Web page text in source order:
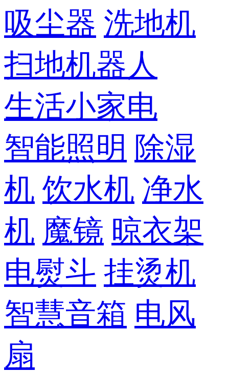
吸尘器 洗地机
扫地机器人
生活小家电
智能照明 除湿
机 饮水机 净水
机 魔镜 晾衣架
电熨斗 挂烫机
智慧音箱 电风
扇